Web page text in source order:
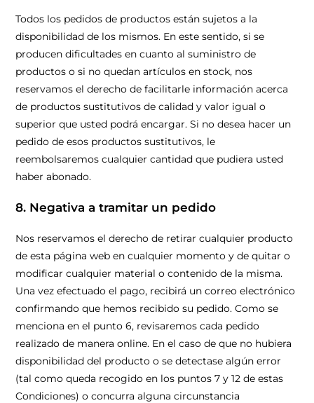
Todos los pedidos de productos están sujetos a la
disponibilidad de los mismos. En este sentido, si se
producen dificultades en cuanto al suministro de
productos o si no quedan artículos en stock, nos
reservamos el derecho de facilitarle información acerca
de productos sustitutivos de calidad y valor igual o
superior que usted podrá encargar. Si no desea hacer un
pedido de esos productos sustitutivos, le
reembolsaremos cualquier cantidad que pudiera usted
haber abonado.
8. Negativa a tramitar un pedido
Nos reservamos el derecho de retirar cualquier producto
de esta página web en cualquier momento y de quitar o
modificar cualquier material o contenido de la misma.
Una vez efectuado el pago, recibirá un correo electrónico
confirmando que hemos recibido su pedido. Como se
menciona en el punto 6, revisaremos cada pedido
realizado de manera online. En el caso de que no hubiera
disponibilidad del producto o se detectase algún error
(tal como queda recogido en los puntos 7 y 12 de estas
Condiciones) o concurra alguna circunstancia